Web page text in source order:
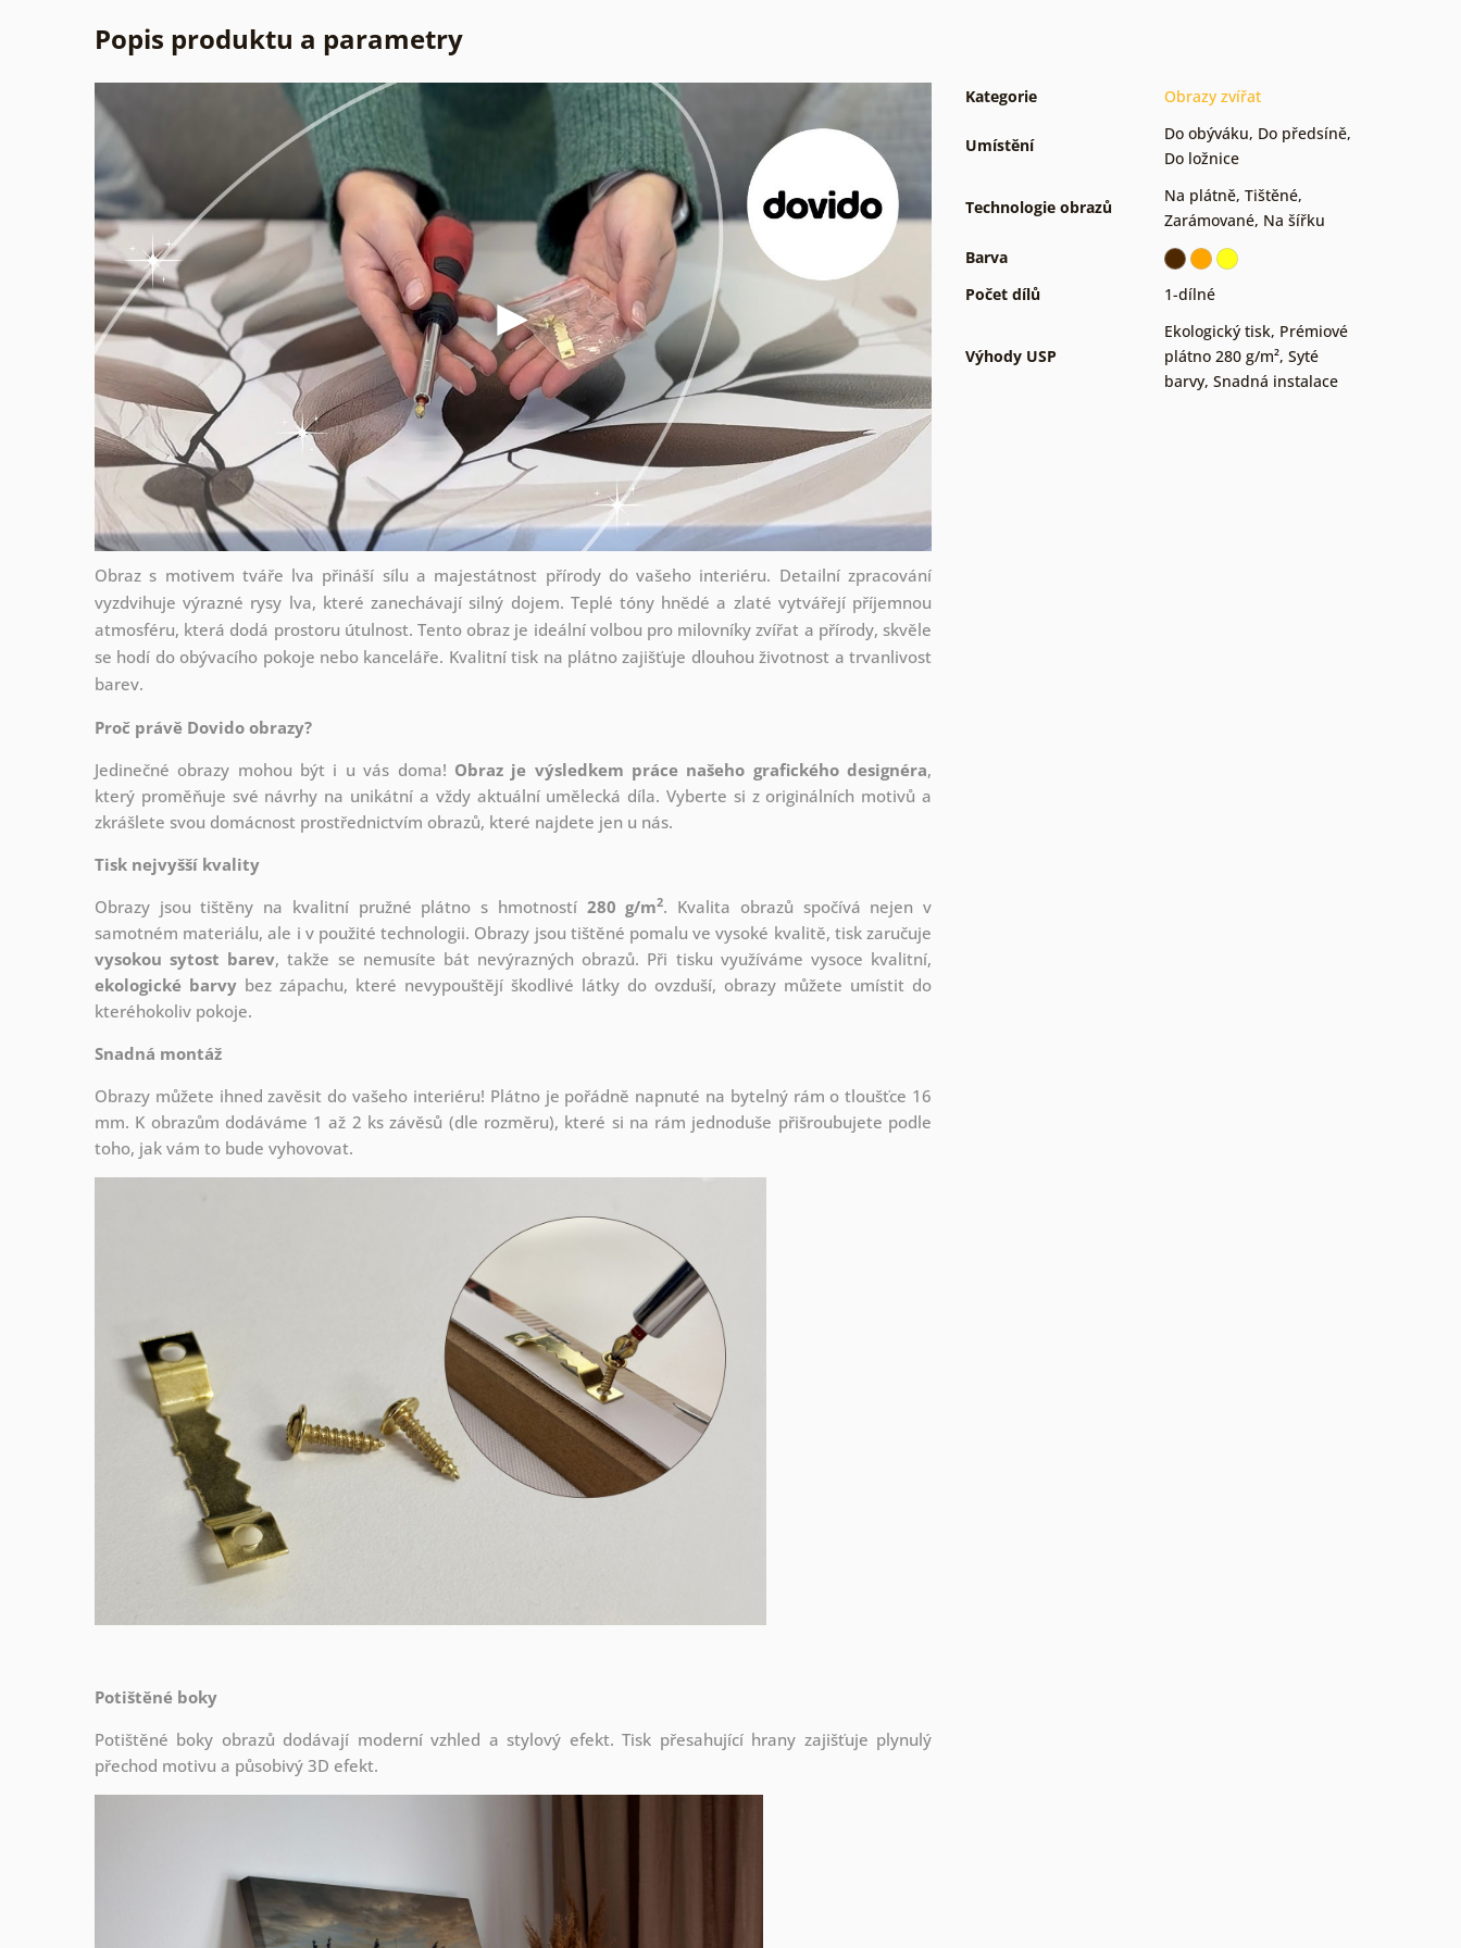
Popis produktu a parametry
Obraz s motivem tváře lva přináší sílu a majestátnost přírody do vašeho interiéru. Detailní zpracování
vyzdvihuje výrazné rysy lva, které zanechávají silný dojem. Teplé tóny hnědé a zlaté vytvářejí příjemnou
atmosféru, která dodá prostoru útulnost. Tento obraz je ideální volbou pro milovníky zvířat a přírody, skvěle
se hodí do obývacího pokoje nebo kanceláře. Kvalitní tisk na plátno zajišťuje dlouhou životnost a trvanlivost
barev.
Proč právě Dovido obrazy?
Jedinečné obrazy mohou být i u vás doma! Obraz je výsledkem práce našeho grafického designéra,
který proměňuje své návrhy na unikátní a vždy aktuální umělecká díla. Vyberte si z originálních motivů a
zkrášlete svou domácnost prostřednictvím obrazů, které najdete jen u nás.
Tisk nejvyšší kvality
Obrazy jsou tištěny na kvalitní pružné plátno s hmotností 280 g/m2. Kvalita obrazů spočívá nejen v
samotném materiálu, ale i v použité technologii. Obrazy jsou tištěné pomalu ve vysoké kvalitě, tisk zaručuje
vysokou sytost barev, takže se nemusíte bát nevýrazných obrazů. Při tisku využíváme vysoce kvalitní,
ekologické barvy bez zápachu, které nevypouštějí škodlivé látky do ovzduší, obrazy můžete umístit do
kteréhokoliv pokoje.
Snadná montáž
Obrazy můžete ihned zavěsit do vašeho interiéru! Plátno je pořádně napnuté na bytelný rám o tloušťce 16
mm. K obrazům dodáváme 1 až 2 ks závěsů (dle rozměru), které si na rám jednoduše přišroubujete podle
toho, jak vám to bude vyhovovat.
Potištěné boky
Potištěné boky obrazů dodávají moderní vzhled a stylový efekt. Tisk přesahující hrany zajišťuje plynulý
přechod motivu a působivý 3D efekt.
Kategorie Obrazy zvířat
Umístění
Do obýváku, Do předsíně,
Do ložnice
Technologie obrazů
Na plátně, Tištěné,
Zarámované, Na šířku
Barva
Počet dílů
1-dílné
Výhody USP
Ekologický tisk, Prémiové
plátno 280 g/m², Syté
barvy, Snadná instalace